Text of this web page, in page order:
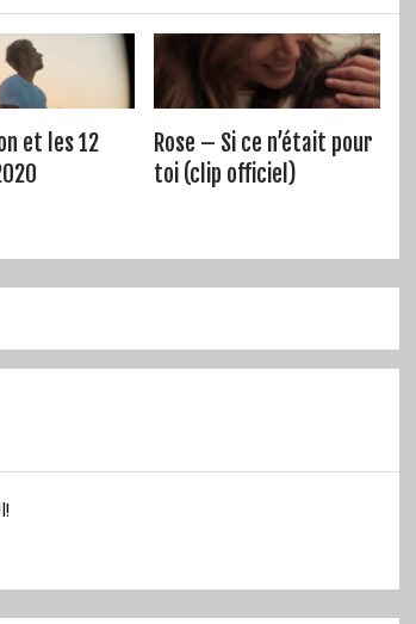
et les 12
Rose – Si ce n’était pour
toi (clip officiel)